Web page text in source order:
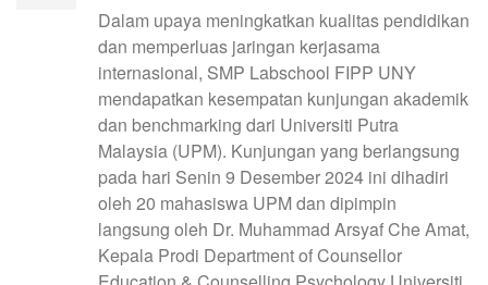
Dalam upaya meningkatkan kualitas pendidikan
dan memperluas jaringan kerjasama
internasional, SMP Labschool FIPP UNY
mendapatkan kesempatan kunjungan akademik
dan benchmarking dari Universiti Putra
Malaysia (UPM). Kunjungan yang berlangsung
pada hari Senin 9 Desember 2024 ini dihadiri
oleh 20 mahasiswa UPM dan dipimpin
langsung oleh Dr. Muhammad Arsyaf Che Amat,
Kepala Prodi Department of Counsellor